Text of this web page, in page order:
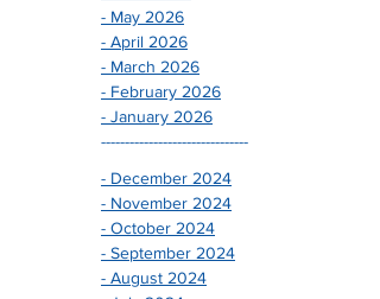
- June 2026
- May 2026
- April 2026
- March 2026
- February 2026
- January 2026
-------------------------------
- December 2024
- November 2024
- October 2024
- September 2024